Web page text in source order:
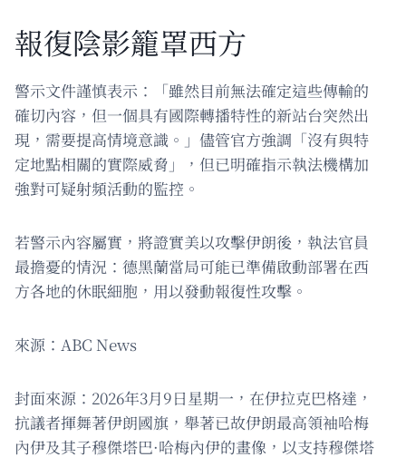
報復陰影籠罩西方
警示文件謹慎表示：「雖然目前無法確定這些傳輸的
確切內容，但一個具有國際轉播特性的新站台突然出
現，需要提高情境意識。」儘管官方強調「沒有與特
定地點相關的實際威脅」，但已明確指示執法機構加
強對可疑射頻活動的監控。
若警示內容屬實，將證實美以攻擊伊朗後，執法官員
最擔憂的情況：德黑蘭當局可能已準備啟動部署在西
方各地的休眠細胞，用以發動報復性攻擊。
來源：ABC News
封面來源：2026年3月9日星期一，在伊拉克巴格達，
抗議者揮舞著伊朗國旗，舉著已故伊朗最高領袖哈梅
內伊及其子穆傑塔巴·哈梅內伊的畫像，以支持穆傑塔